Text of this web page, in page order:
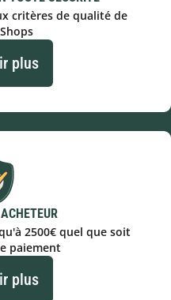
critères de qualité de
plus
2500€ quel que soit
paiement
plus